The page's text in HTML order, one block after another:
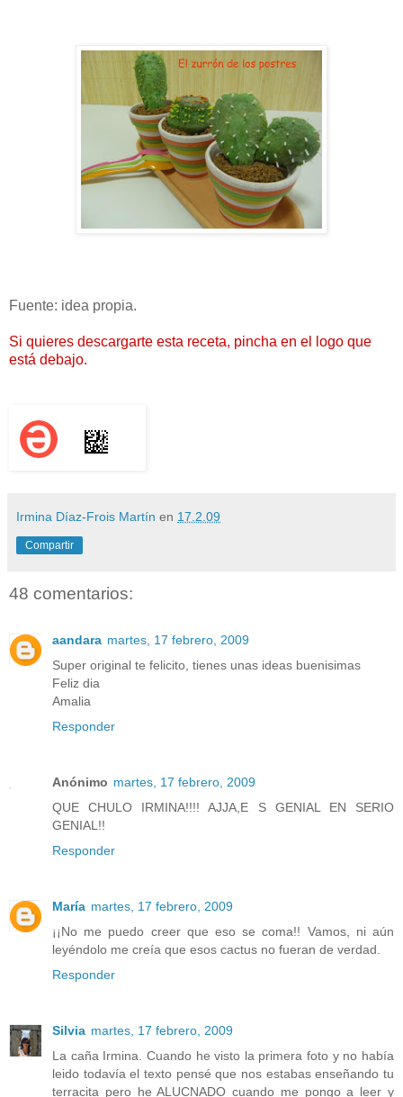
Fuente: idea propia.
Si quieres descargarte esta receta, pincha en el logo que
está debajo.
Irmina Díaz-Frois Martín en 17.2.09
Compartir
48 comentarios:
aandara martes, 17 febrero, 2009
Super original te felicito, tienes unas ideas buenisimas
Feliz dia
Amalia
Responder
Anónimo martes, 17 febrero, 2009
QUE CHULO IRMINA!!!! AJJA,E S GENIAL EN SERIO
GENIAL!!
Responder
María martes, 17 febrero, 2009
¡¡No me puedo creer que eso se coma!! Vamos, ni aún
leyéndolo me creía que esos cactus no fueran de verdad.
Responder
Silvia martes, 17 febrero, 2009
La caña Irmina. Cuando he visto la primera foto y no había
leido todavía el texto pensé que nos estabas enseñando tu
terracita pero he ALUCNADO cuando me pongo a leer y